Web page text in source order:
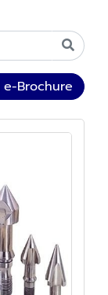
e-Brochure